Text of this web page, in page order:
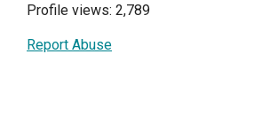
Profile views: 2,789
Report Abuse